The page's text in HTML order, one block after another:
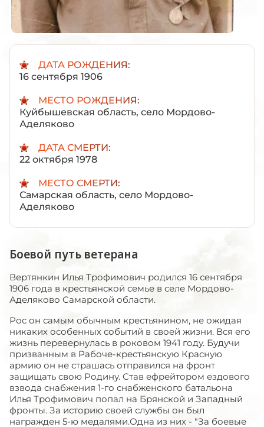
ДАТА РОЖДЕНИЯ:
16 сентября 1906
МЕСТО РОЖДЕНИЯ:
Куйбышевская область, село Мордово-
Аделяково
ДАТА СМЕРТИ:
22 октября 1978
МЕСТО СМЕРТИ:
Самарская область, село Мордово-
Аделяково
Боевой путь ветерана
Вертянкин Илья Трофимович родился 16 сентября
1906 года в крестьянской семье в селе Мордово-
Аделяково Самарской области.
Рос он самым обычным крестьянином, не ожидая
никаких особенных событий в своей жизни. Вся его
жизнь перевернулась в роковом 1941 году. Будучи
призванным в Рабоче-крестьянскую Красную
армию он не страшась отправился на фронт
защищать свою Родину. Став ефрейтором ездового
взвода снабжения 1-го снабженского батальона
Илья Трофимович попал на Брянской и Западный
фронты. За историю своей службы он был
награжден 5-ю медалями.Одна из них - "За боевые